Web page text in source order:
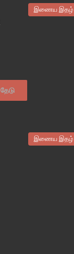
தேடு
இணைய இதழ்
இணைய இதழ்